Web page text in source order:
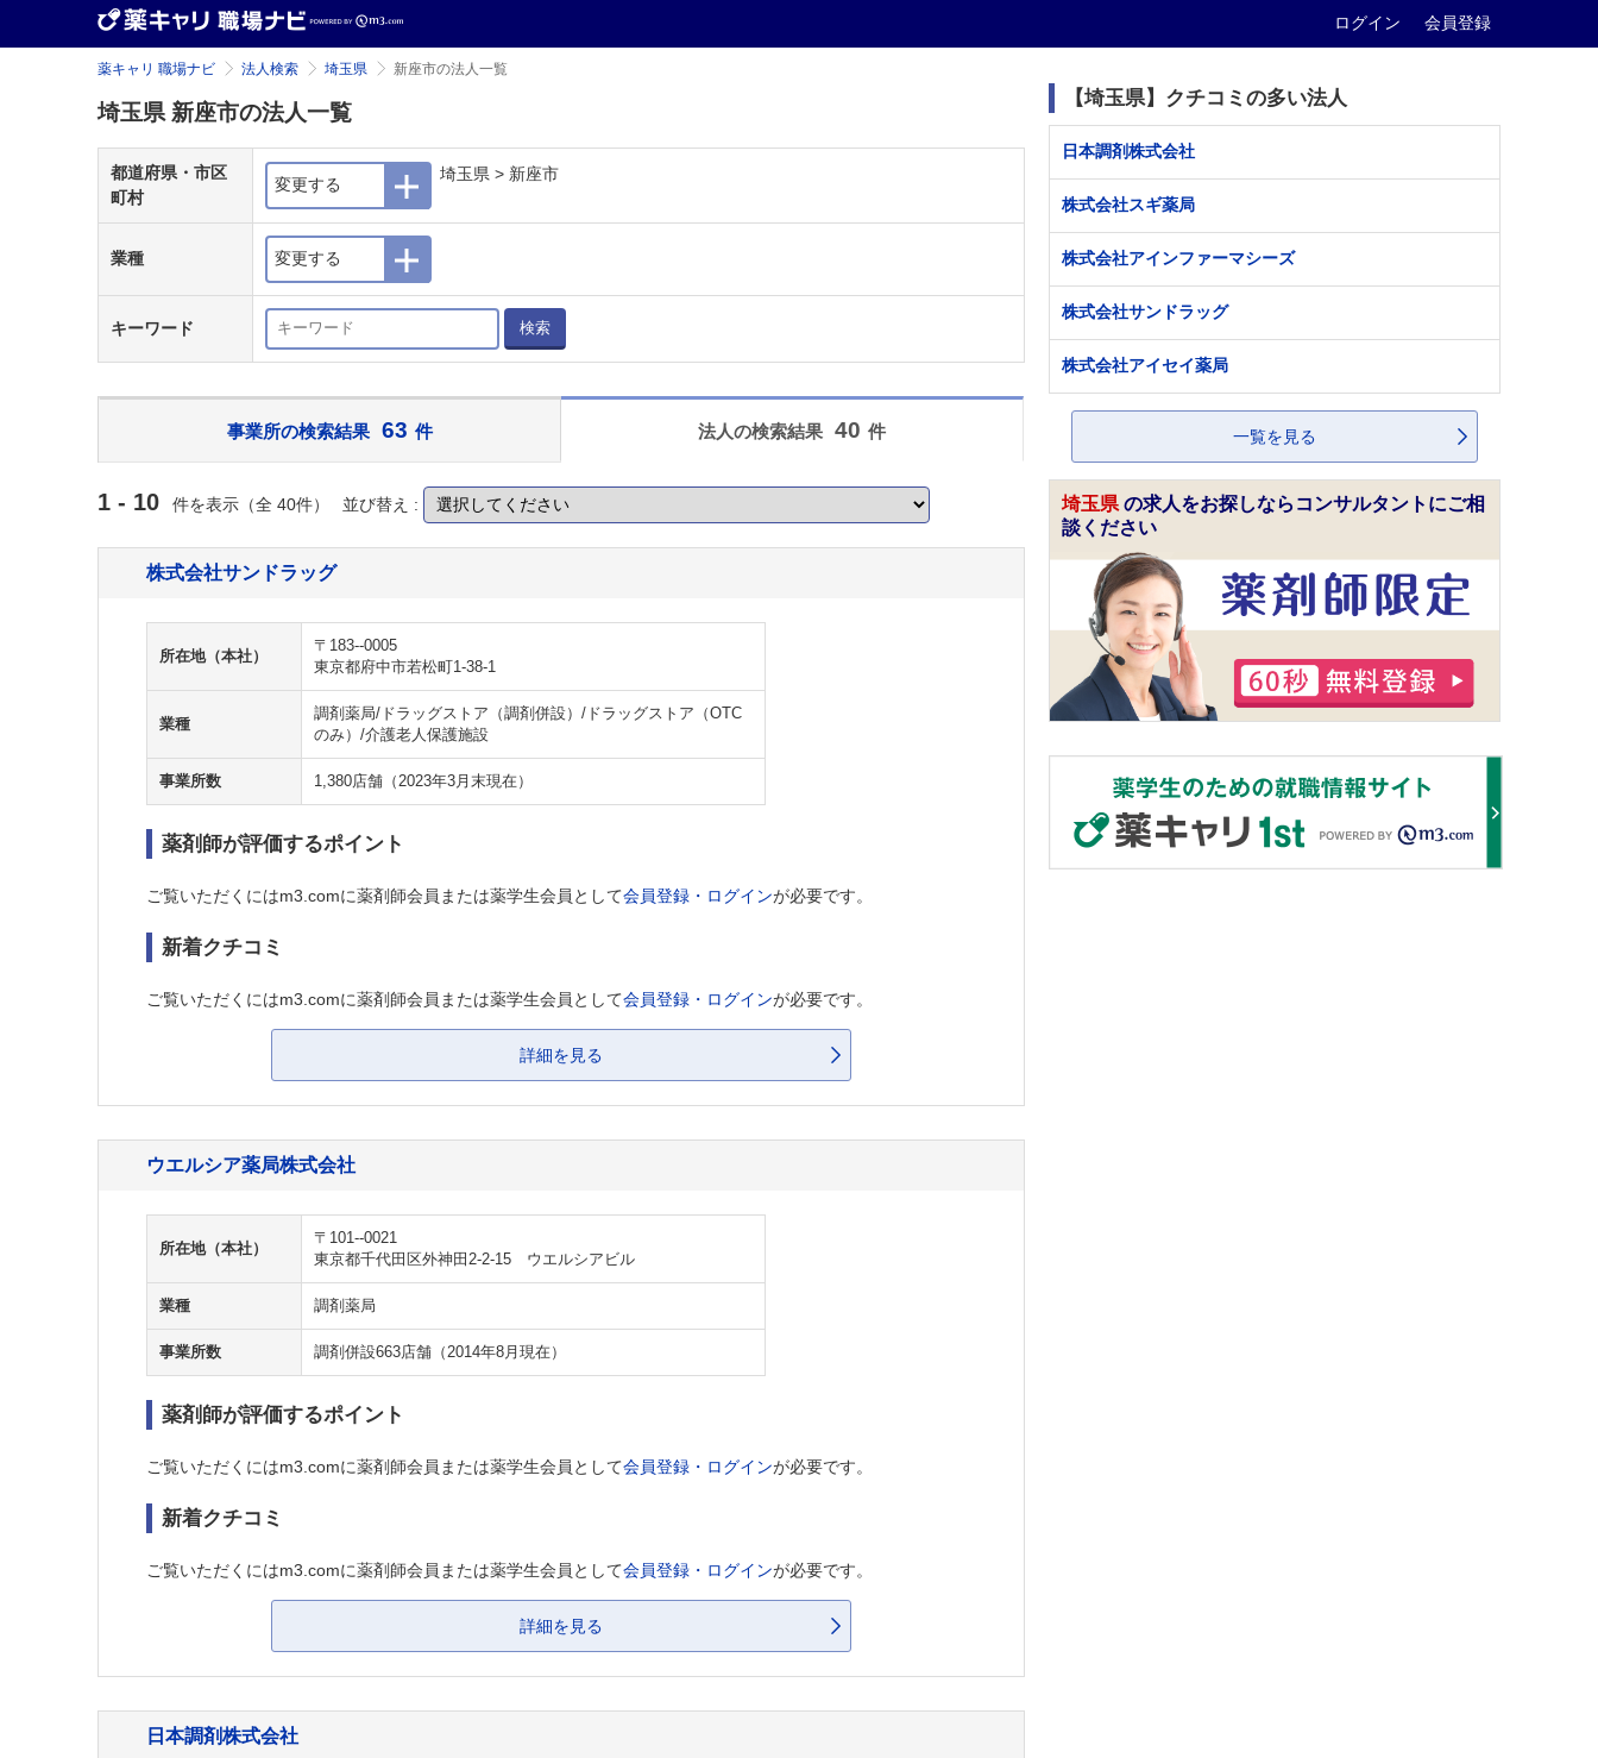
ログイン 会員登録
薬キャリ 職場ナビ 法人検索 埼玉県 新座市の法人一覧
埼玉県 新座市の法人一覧
都道府県・市区
町村
変更する
埼玉県 > 新座市
業種 変更する
キーワード 検索
事業所の検索結果 63 件 法人の検索結果 40 件
1 - 10 件を表示（全 40件） 並び替え :
株式会社サンドラッグ
所在地（本社）
〒183--0005
東京都府中市若松町1-38-1
業種
調剤薬局/ドラッグストア（調剤併設）/ドラッグストア（OTC
のみ）/介護老人保護施設
事業所数 1,380店舗（2023年3月末現在）
薬剤師が評価するポイント
ご覧いただくにはm3.comに薬剤師会員または薬学生会員として会員登録・ログインが必要です。
新着クチコミ
ご覧いただくにはm3.comに薬剤師会員または薬学生会員として会員登録・ログインが必要です。
詳細を見る
ウエルシア薬局株式会社
所在地（本社）
〒101--0021
東京都千代田区外神田2-2-15 ウエルシアビル
業種 調剤薬局
事業所数 調剤併設663店舗（2014年8月現在）
薬剤師が評価するポイント
ご覧いただくにはm3.comに薬剤師会員または薬学生会員として会員登録・ログインが必要です。
新着クチコミ
ご覧いただくにはm3.comに薬剤師会員または薬学生会員として会員登録・ログインが必要です。
詳細を見る
日本調剤株式会社
【埼玉県】クチコミの多い法人
日本調剤株式会社
株式会社スギ薬局
株式会社アインファーマシーズ
株式会社サンドラッグ
株式会社アイセイ薬局
一覧を見る
埼玉県 の求人をお探しならコンサルタントにご相
談ください